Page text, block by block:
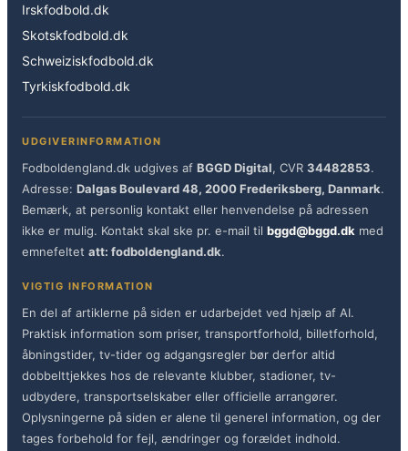
Irskfodbold.dk
Skotskfodbold.dk
Schweiziskfodbold.dk
Tyrkiskfodbold.dk
UDGIVERINFORMATION
Fodboldengland.dk udgives af BGGD Digital, CVR 34482853.
Adresse: Dalgas Boulevard 48, 2000 Frederiksberg, Danmark.
Bemærk, at personlig kontakt eller henvendelse på adressen
ikke er mulig. Kontakt skal ske pr. e-mail til bggd@bggd.dk med
emnefeltet att: fodboldengland.dk.
VIGTIG INFORMATION
En del af artiklerne på siden er udarbejdet ved hjælp af AI.
Praktisk information som priser, transportforhold, billetforhold,
åbningstider, tv-tider og adgangsregler bør derfor altid
dobbelttjekkes hos de relevante klubber, stadioner, tv-
udbydere, transportselskaber eller officielle arrangører.
Oplysningerne på siden er alene til generel information, og der
tages forbehold for fejl, ændringer og forældet indhold.